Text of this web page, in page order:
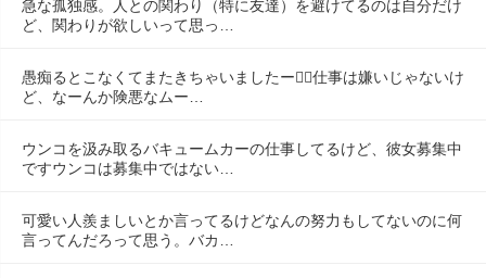
急な孤独感。人との関わり（特に友達）を避けてるのは自分だけ
ど、関わりが欲しいって思っ…
愚痴るとこなくてまたきちゃいましたー😮‍💨仕事は嫌いじゃないけ
ど、なーんか険悪なムー…
ウンコを汲み取るバキュームカーの仕事してるけど、彼女募集中
ですウンコは募集中ではない…
可愛い人羨ましいとか言ってるけどなんの努力もしてないのに何
言ってんだろって思う。バカ…